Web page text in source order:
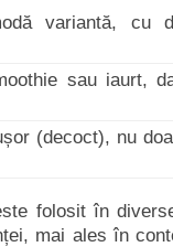
variantă, cu
sau iaurt,
(decoct), nu
folosit în
mai ales în